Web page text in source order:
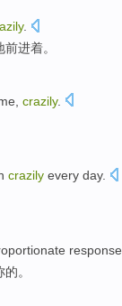
.
进着。
crazily.
crazily every day.
response
的。